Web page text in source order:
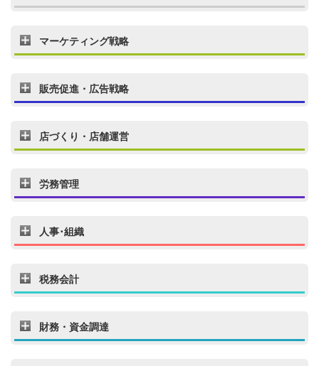
マーケティング戦略
販売促進・広告戦略
店づくり・店舗運営
労務管理
人事･組織
税務会計
財務・資金調達